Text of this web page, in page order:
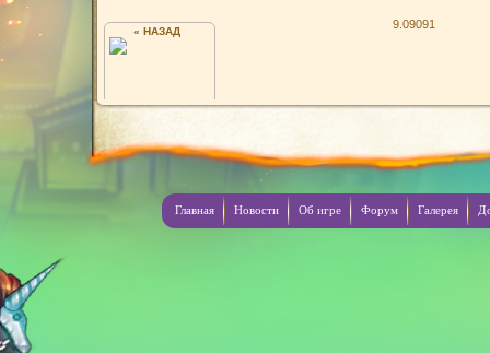
9.09091
« НАЗАД
LOL ЭТО Я
Главная Новости Об игре Форум Галерея